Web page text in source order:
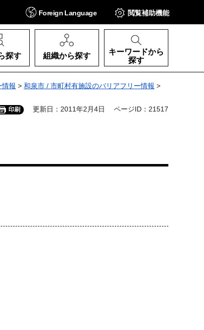
Foreign Language 閲覧補助機能
探す 組織から探す
キーワードから
探す
情報 > 和泉市 / 市町村有施設のバリアフリー情報 >
印刷 更新日：2011年2月4日 ページID：21517